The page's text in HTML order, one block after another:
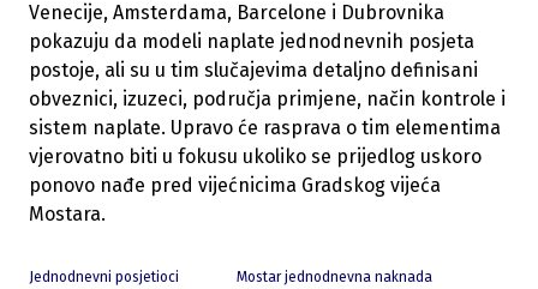
Venecije, Amsterdama, Barcelone i Dubrovnika
pokazuju da modeli naplate jednodnevnih posjeta
postoje, ali su u tim slučajevima detaljno definisani
obveznici, izuzeci, područja primjene, način kontrole i
sistem naplate. Upravo će rasprava o tim elementima
vjerovatno biti u fokusu ukoliko se prijedlog uskoro
ponovo nađe pred vijećnicima Gradskog vijeća
Mostara.
Jednodnevni posjetioci Mostar jednodnevna naknada